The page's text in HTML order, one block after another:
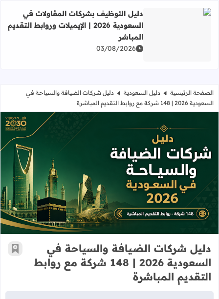
اقرأ المزيد عن دليل التوظيف بشركات المقاولات في السعودية 2026 | الإيميلات وروابط التقديم
دليل التوظيف بشركات المقاولات في
السعودية 2026 | الإيميلات وروابط التقديم
المباشر
03/08/2026
الصفحة الرئيسية دليل السعودية
دليل شركات الضيافة والسياحة في
السعودية 2026 | 148 شركة مع روابط التقديم المباشرة
دليل شركات الضيافة والسياحة في السعودية 2026 | 148 شركة مع روابط
دليل شركات الضيافة والسياحة في
السعودية 2026 | 148 شركة مع روابط
التقديم المباشرة
أضف